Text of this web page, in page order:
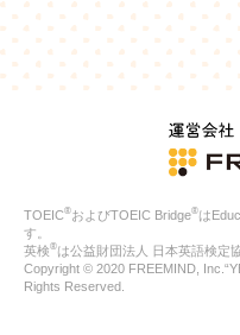
れらの情報を広告配信以外
4.
個人情報の第三者への提供
当社は、次の場合を除き、
に提供することはありませ
ご本人の同意がある場合
法令に基づく場合
人の生命、身体または
公衆衛生の向上または
合
特定した利用目的の達
TOEIC®およびTOEIC Bridge®は
す。
英検®は公益財団法人 日本英語検定
Copyright © 2020 FREEMIND,
Rights Reserved.